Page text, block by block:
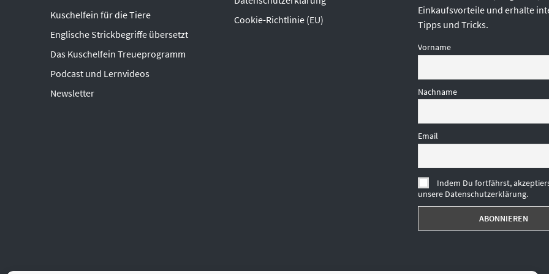
Kuschelfein für die Tiere
Englische Strickbegriffe übersetzt
Das Kuschelfein Treueprogramm
Podcast und Lernvideos
Newsletter
Cookie-Richtlinie (EU)
Einkaufsvorteile und erhalte
Tipps und Tricks.
Vorname
Nachname
Email
Indem Du fortfährst,
unsere Datenschutzerklärung.